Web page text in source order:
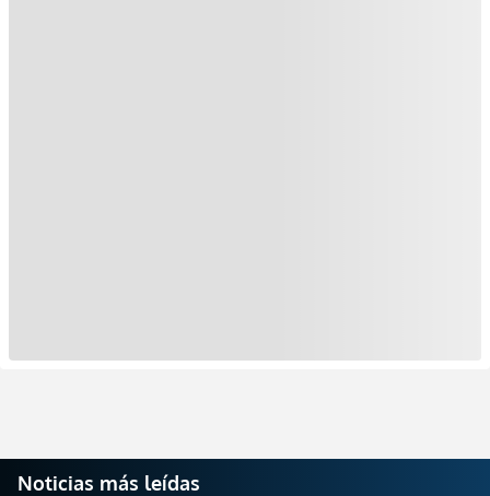
Noticias más leídas